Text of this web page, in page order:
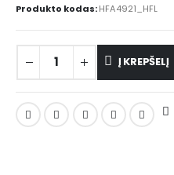
Produkto kodas:HFA4921_HFL
Į KREPŠELĮ